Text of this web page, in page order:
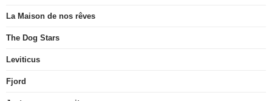
La Maison de nos rêves
The Dog Stars
Leviticus
Fjord